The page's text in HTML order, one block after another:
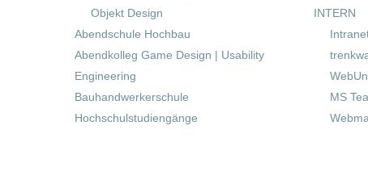
Objekt Design
Abendschule Hochbau
Abendkolleg Game Design | Usability
Engineering
Bauhandwerkerschule
Hochschulstudiengänge
INTERN
MS